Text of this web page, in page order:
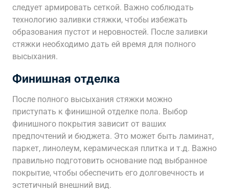
следует армировать сеткой. Важно соблюдать
технологию заливки стяжки, чтобы избежать
образования пустот и неровностей. После заливки
стяжки необходимо дать ей время для полного
высыхания.
Финишная отделка
После полного высыхания стяжки можно
приступать к финишной отделке пола. Выбор
финишного покрытия зависит от ваших
предпочтений и бюджета. Это может быть ламинат,
паркет, линолеум, керамическая плитка и т.д. Важно
правильно подготовить основание под выбранное
покрытие, чтобы обеспечить его долговечность и
эстетичный внешний вид.